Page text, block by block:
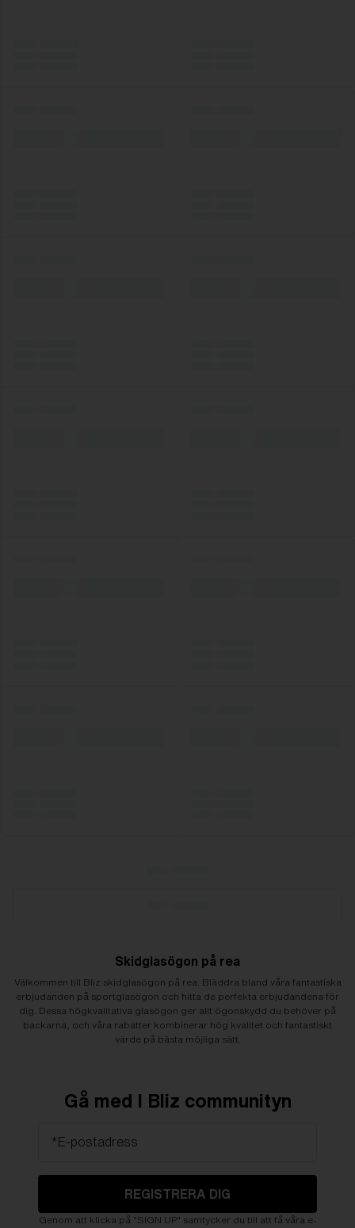
Skidglasögon på rea
Välkommen till Bliz skidglasögon på rea. Bläddra bland våra fantastiska
erbjudanden på sportglasögon och hitta de perfekta erbjudandena för
dig. Dessa högkvalitativa glasögon ger allt ögonskydd du behöver på
backarna, och våra rabatter kombinerar hög kvalitet och fantastiskt
värde på bästa möjliga sätt.
Gå med I Bliz communityn
*E-postadress
REGISTRERA DIG
Genom att klicka på "SIGN UP" samtycker du till att få våra e-